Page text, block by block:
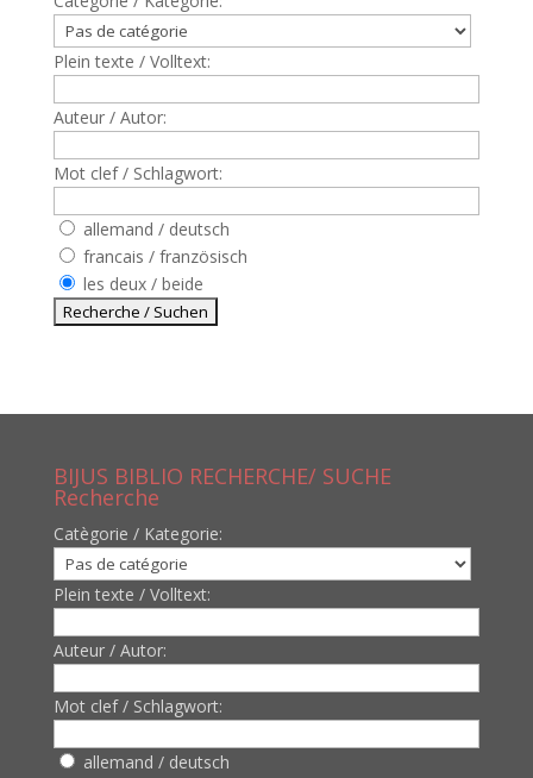
Plein texte / Volltext:
Auteur / Autor:
Mot clef / Schlagwort:
allemand / deutsch
francais / französisch
les deux / beide
BIJUS BIBLIO RECHERCHE/ SUCHE
Recherche
Catègorie / Kategorie:
Plein texte / Volltext:
Auteur / Autor:
Mot clef / Schlagwort:
allemand / deutsch